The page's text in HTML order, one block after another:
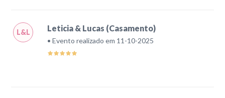
L&L Leticia & Lucas (Casamento)
• Evento realizado em 11-10-2025